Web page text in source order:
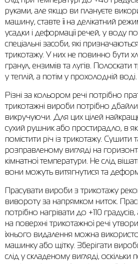
Толстовки
Футболки
Шорти
Спідниці
Шарфи
Under Armour
Бренди
Larum
Nike
Radder
руками, але якщо ви плануєте
машину, ставте її на делікатний
усадки і деформації речей, у воду
спеціальні засоби, які
трикотажу. У них не повинно бути
гранул, ензимів та лугів. Полоскати
у теплій, а потім у прохолодній воді.
Різні за кольором речі потрібно
трикотажні вироби потрібно
викручуючи. Для цих цілей
сухий рушник або простирадло, в
помістити річ із трикотажу. Сушити
розправленому вигляді на
кімнатної температури. Не слід
вони можуть витягнутися та
Прасувати вироби з трикотажу
вивороту за напрямком ниток.
потрібно нагрівати до +110
на поверхні трикотажної речі
їхнього видалення можна
машинку або щітку. Зберігати
слід у складеному вигляді, оскільки